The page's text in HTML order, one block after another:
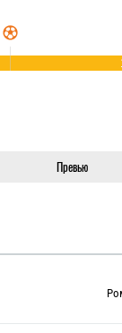
Превью